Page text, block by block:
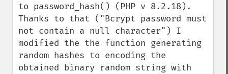
to password_hash() (PHP v 8.2.18).
Thanks to that ("Bcrypt password must
not contain a null character") I
modified the the function generating
random hashes to encoding the
obtained binary random string with